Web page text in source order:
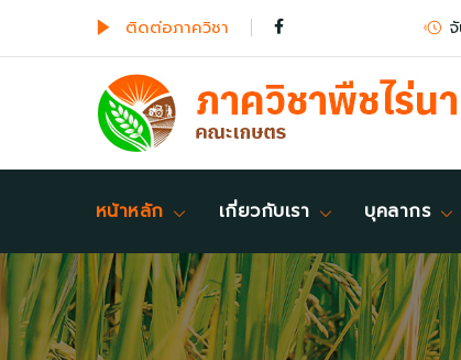
ติดต่อภาควิชา
หน้าหลัก เกี่ยวกับเรา บุคลากร